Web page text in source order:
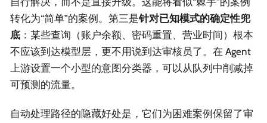
转化为“简单”的案例。第三是针对已知模式的确定性兜
底 ：某些查询（账户余额、密码重置、营业时间）根本
不应该到达模型层，更不用说到达审核员了。在 Agent
上游设置一个小型的意图分类器，可以从队列中削减掉
可预测的流量。
自动处理路径的隐藏好处是，它们为困难案例保留了审